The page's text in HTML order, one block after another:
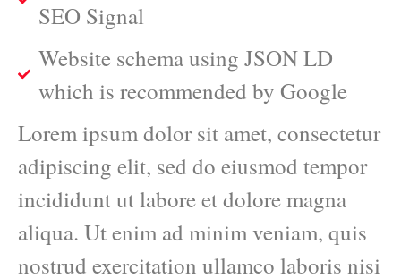
SEO Signal
Website schema using JSON LD
which is recommended by Google
Lorem ipsum dolor sit amet, consectetur
adipiscing elit, sed do eiusmod tempor
incididunt ut labore et dolore magna
aliqua. Ut enim ad minim veniam, quis
nostrud exercitation ullamco laboris nisi